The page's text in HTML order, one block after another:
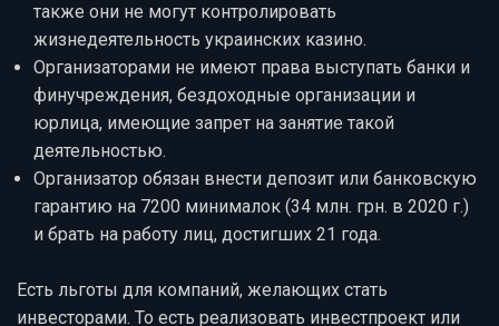
также они не могут контролировать
жизнедеятельность украинских казино.
Организаторами не имеют права выступать банки и
финучреждения, бездоходные организации и
юрлица, имеющие запрет на занятие такой
деятельностью.
Организатор обязан внести депозит или банковскую
гарантию на 7200 минималок (34 млн. грн. в 2020 г.)
и брать на работу лиц, достигших 21 года.
Есть льготы для компаний, желающих стать
инвесторами. То есть реализовать инвестпроект или